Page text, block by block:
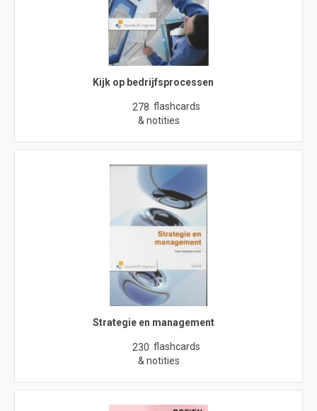
Kijk op bedrijfsprocessen
278 flashcards
& notities
Strategie en management
230 flashcards
& notities